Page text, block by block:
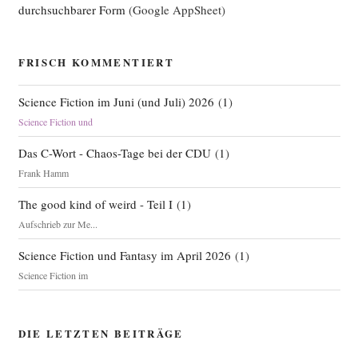
durchsuchbarer Form (Google AppSheet)
FRISCH KOMMENTIERT
Science Fiction im Juni (und Juli) 2026 (1)
Science Fiction und
Das C-Wort - Chaos-Tage bei der CDU(1)
Frank Hamm
The good kind of weird - Teil I(1)
Aufschrieb zur Me...
Science Fiction und Fantasy im April 2026 (1)
Science Fiction im
DIE LETZTEN BEITRÄGE